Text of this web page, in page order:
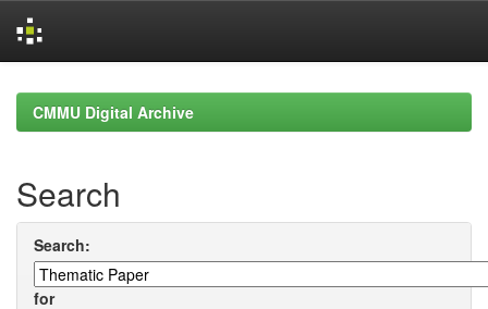
navigationCMMU Digital Archive
Search
Search:
for